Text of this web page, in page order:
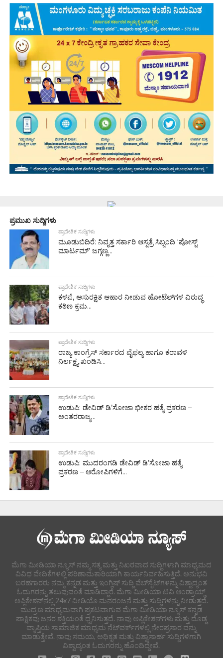
ಪ್ರಮುಖ ಸುದ್ದಿಗಳು
ಪ್ರಾದೇಶಿಕ ಸುದ್ದಿಗಳು
ಮೂಡುಬಿದಿರೆ: ನಿವೃತ್ತ ಸರ್ಕಾರಿ ಆಸ್ಪತ್ರೆ ಸಿಬ್ಬಂದಿ ‘ಪೋಸ್ಟ್
ಮಾರ್ಟಮ್’ ಜಗ್ಗಣ್ಣ...
ಪ್ರಾದೇಶಿಕ ಸುದ್ದಿಗಳು
ಕಳಪೆ, ಅಸುರಕ್ಷಿತ ಆಹಾರ ನೀಡುವ ಹೋಟೆಲ್‌ಗಳ ವಿರುದ್ಧ
ಕಠಿಣ ಕ್ರಮ...
ಪ್ರಾದೇಶಿಕ ಸುದ್ದಿಗಳು
ರಾಜ್ಯ ಕಾಂಗ್ರೆಸ್ ಸರ್ಕಾರದ ವೈಫಲ್ಯ ಹಾಗೂ ಕರಾವಳಿ
ನಿರ್ಲಕ್ಷ್ಯ ಖಂಡಿಸಿ...
ಪ್ರಾದೇಶಿಕ ಸುದ್ದಿಗಳು
ಉಡುಪಿ: ಡೇವಿಡ್ ಡಿ’ಸೋಜಾ ಭೀಕರ ಹತ್ಯೆ ಪ್ರಕರಣ –
ಅಂತರರಾಜ್ಯ...
ಪ್ರಾದೇಶಿಕ ಸುದ್ದಿಗಳು
ಉಡುಪಿ: ಮುದರಂಗಡಿ ಡೇವಿಡ್ ಡಿ’ಸೋಜಾ ಹತ್ಯೆ
ಪ್ರಕರಣ – ಆರೋಪಿಗಳಿಗೆ...
ಮೆಗಾ ಮೀಡಿಯಾ ನ್ಯೂಸ್ ನಮ್ಮ ಸತ್ಯ ಮತ್ತು ನಿಖರವಾದ ಸುದ್ದಿಗಳಾಗಿ ಮಾಧ್ಯಮದ
ವಿವಿಧ ವೇದಿಕೆಗಳಲ್ಲಿ ಪರಿಣಾಮಕಾರಿಯಾಗಿ ಕಾರ್ಯನಿರ್ವಹಿಸುತ್ತಿದೆ. ಅನುಭವಿ
ಬರಹಗಾರರು ನಮ್ಮ ಕನ್ನಡ ಮತ್ತು ಇಂಗ್ಲಿಷ್ ಸುದ್ದಿ ವೆಬ್‌ಸೈಟ್‌ಗಳನ್ನು ವಿಶ್ವಾದ್ಯಂತ
ಓದುಗರನ್ನು ತಲುಪುವಂತೆ ಮಾಡಿದ್ದಾರೆ. ಮೆಗಾ ಮೀಡಿಯಾ ಟಿವಿ ಆಂಡ್ರಾಯ್ಡ್
ಅಪ್ಲಿಕೇಶನ್‌ನಲ್ಲಿ 24x7 ವೀಡಿಯೊ ಮನರಂಜನೆ ಮತ್ತು ಸುದ್ದಿಗಳನ್ನು ನೀಡುತ್ತದೆ.
ಮುದ್ರಣ ಮಾಧ್ಯಮವಾಗಿ ಪ್ರಕಟವಾಗುವ ಮೆಗಾ ಮೀಡಿಯಾ ನ್ಯೂಸ್ ಕನ್ನಡ
ಪಾಕ್ಷಿಕವು ಜನರ ಶಕ್ತಿಯಂತೆ ಧ್ವನಿಸುತ್ತದೆ. ನಾವು ಅಪ್ಲಿಕೇಶನ್‌ಗಳು ಮತ್ತು ದೊಡ್ಡ
ವ್ಯಾಪ್ತಿಯ ಸಾಮಾಜಿಕ ಮಾಧ್ಯಮ ನೆಟ್‌ವರ್ಕ್‌ಗಳಲ್ಲಿ ನೇರಪ್ರಸಾರ ವನ್ನು
ಮಾಡುತ್ತೇವೆ. ನಾವು ಸಮಯ, ಅಧಿಕೃತ ಮತ್ತು ವಿಶ್ವಾಸಾರ್ಹ ಸುದ್ದಿಗಳಿಗಾಗಿ
ವಿಶ್ವಾದ್ಯಂತ ಓದುಗರನ್ನು ಹೊಂದಿದ್ದೇವೆ.